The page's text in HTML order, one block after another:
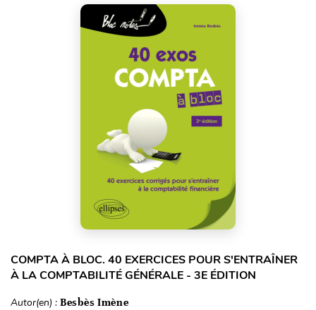
COMPTA À BLOC. 40 EXERCICES POUR S'ENTRAÎNER
À LA COMPTABILITÉ GÉNÉRALE - 3E ÉDITION
Autor(en) : Besbès Imène